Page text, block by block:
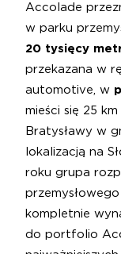
Accolade
w parku
20 tysięcy
przekazana w
automotive, w
mieści się 25
Bratysławy w
lokalizacją na
roku grupa
kompletnie
do portfolio